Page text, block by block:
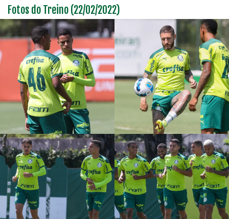
Fotos do Treino (22/02/2022)